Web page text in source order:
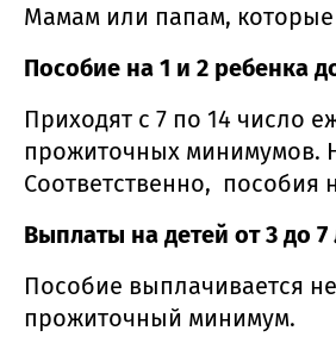
Мамам или папам, которые
Пособие на 1 и 2 ребенка
Приходят с 7 по 14 число
прожиточных минимумов.
Соответственно, пособия
Выплаты на детей от 3 до 7
Пособие выплачивается
прожиточный минимум.